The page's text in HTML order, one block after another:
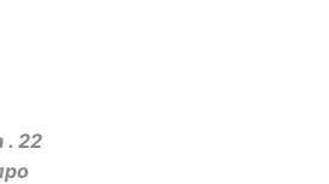
. 22